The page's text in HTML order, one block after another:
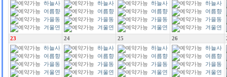
하늘사
랑
여름향
기
가을동
화
겨울연
가
하늘사
랑
여름향
기
가을동
화
겨울연
가
하늘사
랑
여름향
기
가을동
화
겨울연
가
하늘사
랑
여름향
기
가을동
화
겨울연
가
23
하늘사
랑
여름향
기
가을동
화
겨울연
24
하늘사
랑
여름향
기
가을동
화
겨울연
25
하늘사
랑
여름향
기
가을동
화
겨울연
26
하늘사
랑
여름향
기
가을동
화
겨울연